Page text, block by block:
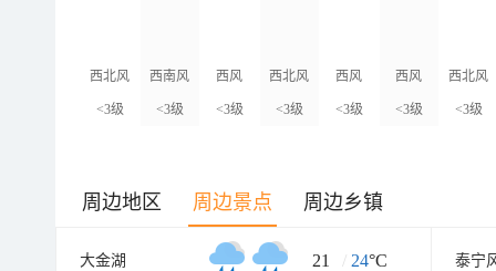
西北风
<3级
西南风
<3级
西风
<3级
西北风
<3级
西风
<3级
西风
<3级
西北风
<3级
周边地区 周边景点 周边乡镇
大金湖 21 / 24°C 泰宁